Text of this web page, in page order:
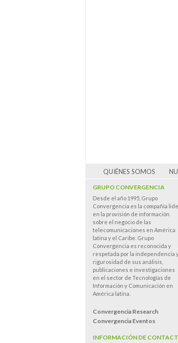
QUIÉNES SOMOS
GRUPO CONVERGENCIA
Desde el año 1995, Grupo
Convergencia es la compañía
en la provisión de información
sobre el negocio de las
telecomunicaciones en América
latina y el Caribe. Grupo
Convergencia es reconocida y
respetada por la independencia
rigurosidad de sus análisis,
publicaciones e investigaciones
en el sector de Tecnologías de
Información y Comunicación en
América latina.
Convergencia Research
Convergencia Eventos
INFORMACIÓN DE